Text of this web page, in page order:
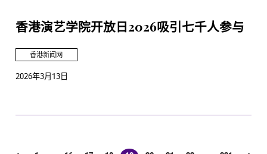
香港演艺学院开放日2026吸引七千人参与
香港新闻网
2026年3月13日